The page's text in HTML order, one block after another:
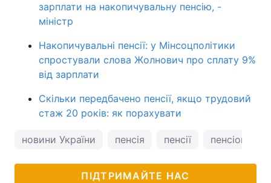
зарплати на накопичувальну пенсію, -
міністр
Накопичувальні пенсії: у Мінсоцполітики
спростували слова Жолнович про сплату 9%
від зарплати
Скільки передбачено пенсії, якщо трудовий
стаж 20 років: як порахувати
новини України пенсія пенсії пенсіонери
ПІДТРИМАЙТЕ НАС